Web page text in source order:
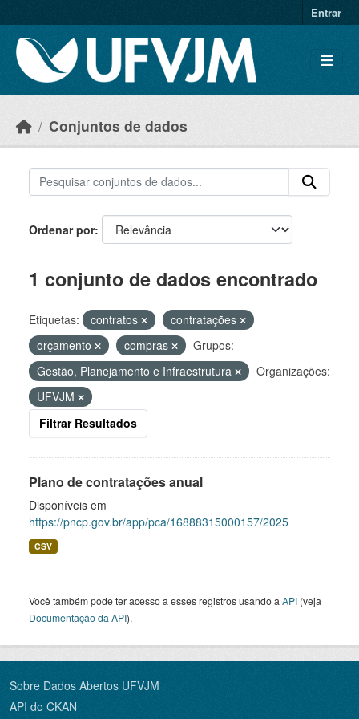
Entrar
Conjuntos de dados
Ordenar por
1 conjunto de dados encontrado
Etiquetas: contratos
contratações
orçamento
compras
Grupos:
Gestão, Planejamento e Infraestrutura
Organizações:
UFVJM
Filtrar Resultados
Plano de contratações anual
Disponíveis em
https://pncp.gov.br/app/pca/16888315000157/2025
CSV
Você também pode ter acesso a esses registros usando a API (veja
Documentação da API).
Sobre Dados Abertos UFVJM
API do CKAN